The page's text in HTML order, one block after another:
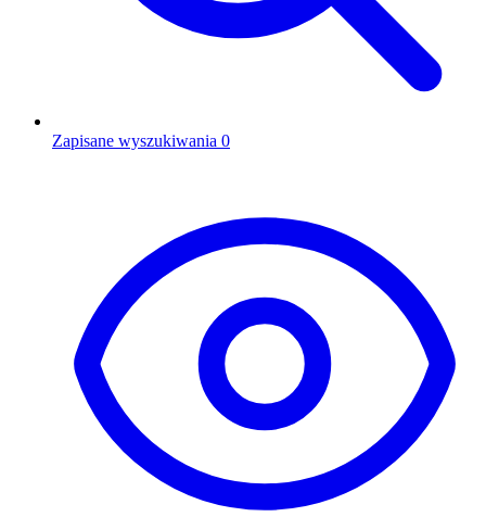
Zapisane wyszukiwania 0